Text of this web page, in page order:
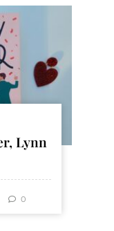
Lynn
0